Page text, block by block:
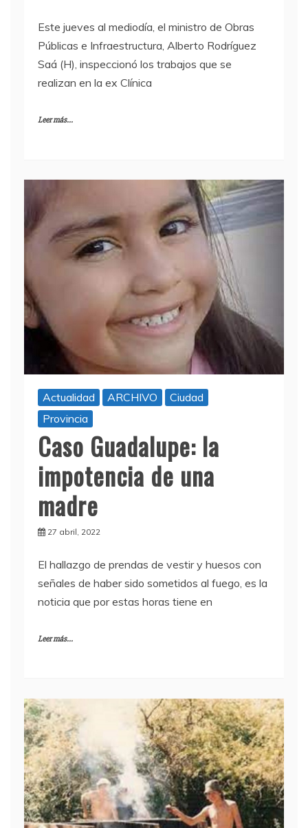
Este jueves al mediodía, el ministro de Obras
Públicas e Infraestructura, Alberto Rodríguez
Saá (H), inspeccionó los trabajos que se
Actualidad ARCHIVO
Ciudad
Provincia
Caso Guadalupe: la
impotencia de una
madre
El hallazgo de prendas de vestir y huesos con
señales de haber sido sometidos al fuego, es la